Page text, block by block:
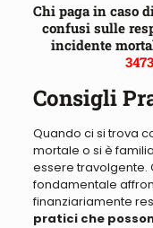
Chi paga in caso
confusi sulle
incidente
Consigli
Quando ci si trova
mortale o si è
essere travolgente.
fondamentale
finanziariamente
pratici che